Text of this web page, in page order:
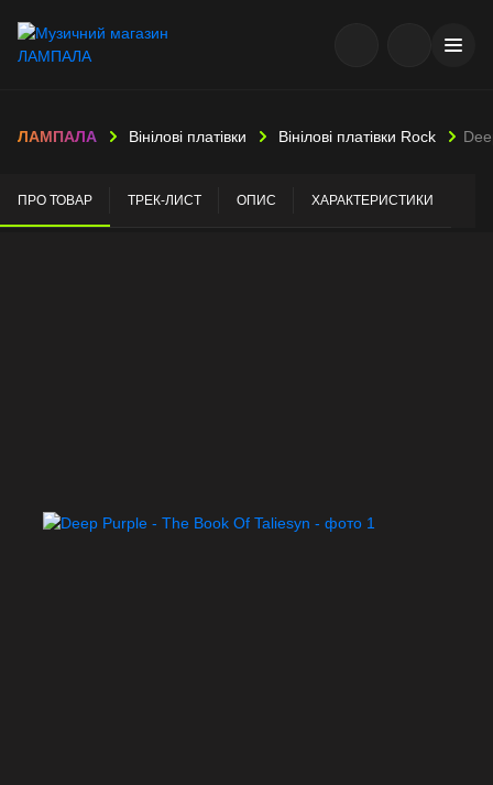
ЛАМПАЛА Вінілові платівки Вінілові платівки Rock
ПРО ТОВАР ТРЕК-ЛИСТ ОПИС ХАРАКТЕРИСТИКИ